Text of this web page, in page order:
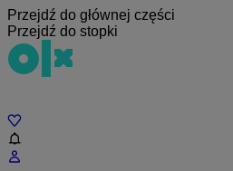
Przejdź do głównej części
Przejdź do stopki